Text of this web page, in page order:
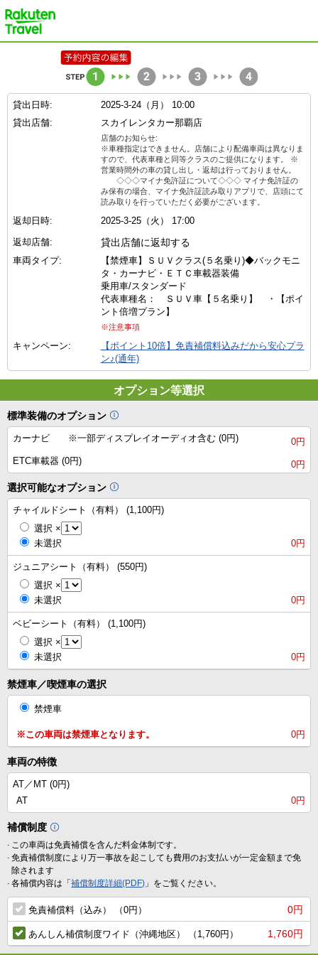
貸出日時:
2025-3-24（月） 10:00
貸出店舗:
スカイレンタカー那覇店
店舗のお知らせ:
※車種指定はできません。店舗により配備車両は異なりま
すので、代表車種と同等クラスのご提供になります。 ※
営業時間外の車の貸し出し・返却は行っておりません。
◇◇◇マイナ免許証について◇◇◇ マイナ免許証の
み保有の場合、マイナ免許証読み取りアプリで、店頭にて
読み取りを行っていただく必要がございます。
返却日時:
2025-3-25（火） 17:00
返却店舗:
貸出店舗に返却する
車両タイプ:
【禁煙車】ＳＵＶクラス(５名乗り)◆バックモニ
タ・カーナビ・ＥＴＣ車載器装備
乗用車/スタンダード
代表車種名： ＳＵＶ車【５名乗り】 ・【ポイ
ント倍増プラン】
※注意事項
キャンペーン:
【ポイント10倍】免責補償料込みだから安心プラ
ン♪(通年)
オプション等選択
標準装備のオプション
カーナビ ※一部ディスプレイオーディオ含む (0円)
0円
ETC車載器 (0円)
0円
選択可能なオプション
チャイルドシート（有料） (1,100円)
選択 ×
未選択
0円
ジュニアシート（有料） (550円)
選択 ×
未選択
0円
ベビーシート（有料） (1,100円)
選択 ×
未選択
0円
禁煙車／喫煙車の選択
禁煙車
※この車両は禁煙車となります。 0円
車両の特徴
AT／MT (0円)
AT
0円
補償制度
この車両は免責補償を含んだ料金体制です。
免責補償制度により万一事故を起こしても費用のお支払いが一定金額まで免
除されます
各補償内容は「補償制度詳細(PDF) 」をご覧ください。
免責補償料（込み） （0円） 0円
あんしん補償制度ワイド（沖縄地区） （1,760円） 1,760円